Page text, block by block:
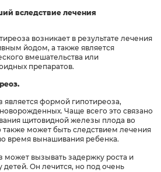
вследствие лечения
возникает в результате лечения
йодом, а также является
вмешательства или
препаратов.
формой гипотиреоза,
Чаще всего это связано
щитовидной железы плода во
может быть следствием лечения
время вынашивания ребенка.
вызывать задержку роста и
детей. Он лечится, но под очень